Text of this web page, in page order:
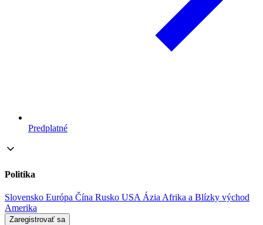
Predplatné
Politika
Slovensko Európa Čína Rusko USA ÁziaAfrika a Blízky východ
Amerika
Zaregistrovať sa